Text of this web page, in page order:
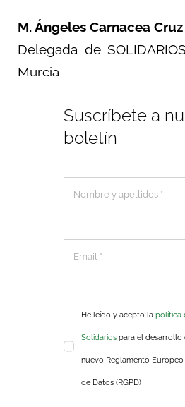
M. Ángeles Carnacea Cruz
Delegada de
Murcia
Suscríbete a
boletín
He leído y acepto lapolítica
Solidarios para el desarrollo
nuevo Reglamento
de Datos (RGPD)